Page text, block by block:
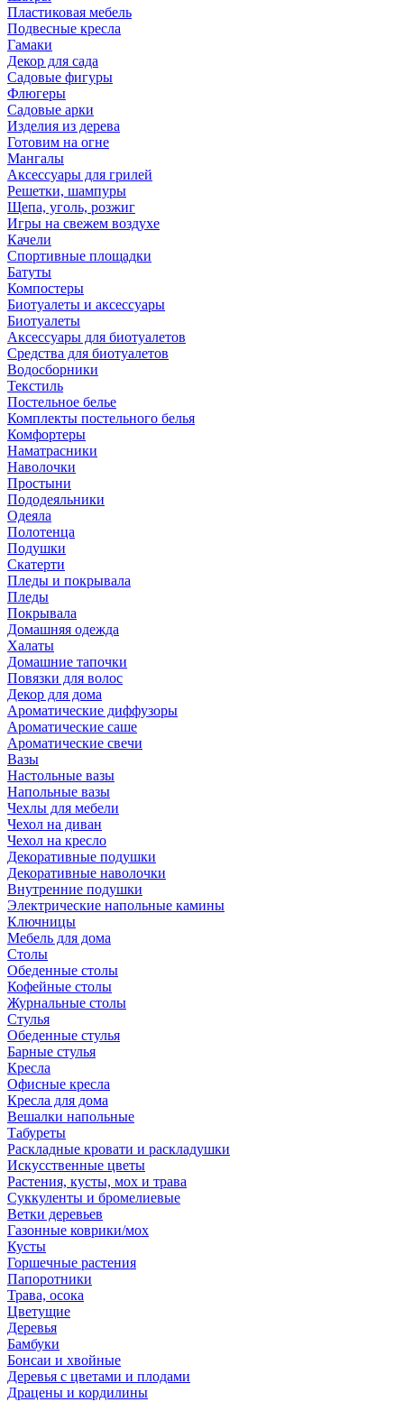
Пластиковая мебель
Подвесные кресла
Гамаки
Декор для сада
Садовые фигуры
Флюгеры
Садовые арки
Изделия из дерева
Готовим на огне
Мангалы
Аксессуары для грилей
Решетки, шампуры
Щепа, уголь, розжиг
Игры на свежем воздухе
Качели
Спортивные площадки
Батуты
Компостеры
Биотуалеты и аксессуары
Биотуалеты
Аксессуары для биотуалетов
Средства для биотуалетов
Водосборники
Текстиль
Постельное белье
Комплекты постельного белья
Комфортеры
Наматрасники
Наволочки
Простыни
Пододеяльники
Одеяла
Полотенца
Подушки
Скатерти
Пледы и покрывала
Пледы
Покрывала
Домашняя одежда
Халаты
Домашние тапочки
Повязки для волос
Декор для дома
Ароматические диффузоры
Ароматические саше
Ароматические свечи
Вазы
Настольные вазы
Напольные вазы
Чехлы для мебели
Чехол на диван
Чехол на кресло
Декоративные подушки
Декоративные наволочки
Внутренние подушки
Электрические напольные камины
Ключницы
Мебель для дома
Столы
Обеденные столы
Кофейные столы
Журнальные столы
Стулья
Обеденные стулья
Барные стулья
Кресла
Офисные кресла
Кресла для дома
Вешалки напольные
Табуреты
Раскладные кровати и раскладушки
Искусственные цветы
Растения, кусты, мох и трава
Суккуленты и бромелиевые
Ветки деревьев
Газонные коврики/мох
Кусты
Горшечные растения
Папоротники
Трава, осока
Цветущие
Деревья
Бамбуки
Бонсаи и хвойные
Деревья с цветами и плодами
Драцены и кордилины